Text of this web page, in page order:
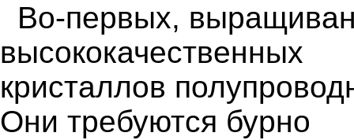
Во-первых,
высококачественных
кристаллов
Они требуются бурно